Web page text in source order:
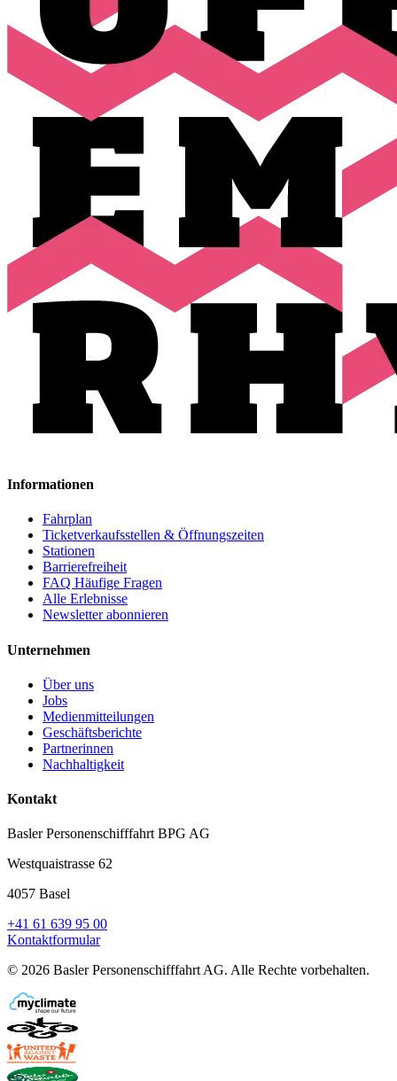
Informationen
Fahrplan
Ticketverkaufsstellen & Öffnungszeiten
Stationen
Barrierefreiheit
FAQ Häufige Fragen
Alle Erlebnisse
Newsletter abonnieren
Unternehmen
Über uns
Jobs
Medienmitteilungen
Geschäftsberichte
Partnerinnen
Nachhaltigkeit
Kontakt
Basler Personenschifffahrt BPG AG
Westquaistrasse 62
4057 Basel
+41 61 639 95 00
Kontaktformular
© 2026 Basler Personenschifffahrt AG. Alle Rechte vorbehalten.